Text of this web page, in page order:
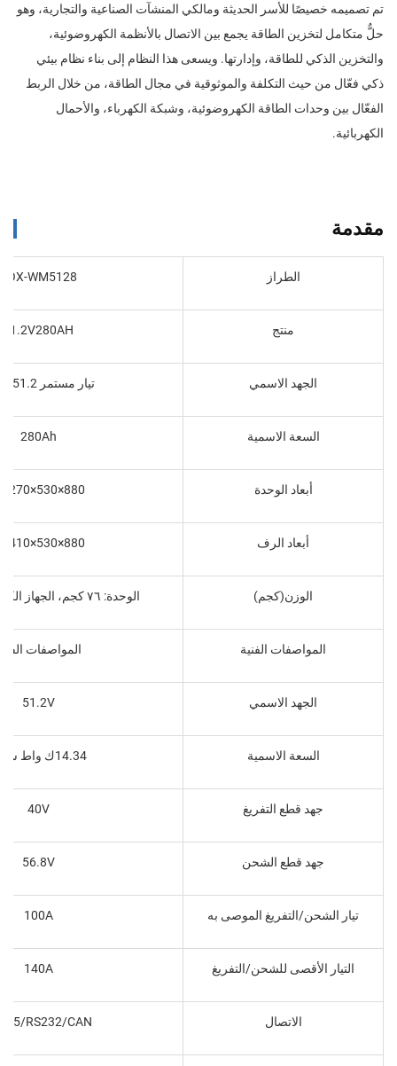
تم تصميمه خصيصًا للأسر الحديثة ومالكي المنشآت الصناعية والتجارية، وهو
حلٌّ متكامل لتخزين الطاقة يجمع بين الاتصال بالأنظمة الكهروضوئية،
والتخزين الذكي للطاقة، وإدارتها. ويسعى هذا النظام إلى بناء نظام بيئي
ذكي فعّال من حيث التكلفة والموثوقية في مجال الطاقة، من خلال الربط
الفعّال بين وحدات الطاقة الكهروضوئية، وشبكة الكهرباء، والأحمال
الكهربائية.
مقدمة
الطراز BOX-WM5128
منتج 51.2V280AH
الجهد الاسمي تيار مستمر 51.2 فولت
السعة الاسمية 280Ah
أبعاد الوحدة 880×530×270 مم
أبعاد الرف 880×530×410 مم
الوزن(كجم) الوحدة: ٧٦ كجم، الجهاز الكامل: ١١٠ كجم
المواصفات الفنية المواصفات
الجهد الاسمي 51.2V
السعة الاسمية 14.34ك واط ساعة
جهد قطع التفريغ 40V
جهد قطع الشحن 56.8V
تيار الشحن/التفريغ الموصى به 100A
التيار الأقصى للشحن/التفريغ 140A
الاتصال RS232/CAN